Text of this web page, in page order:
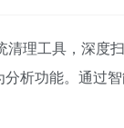
理工具，深度
析功能。通过